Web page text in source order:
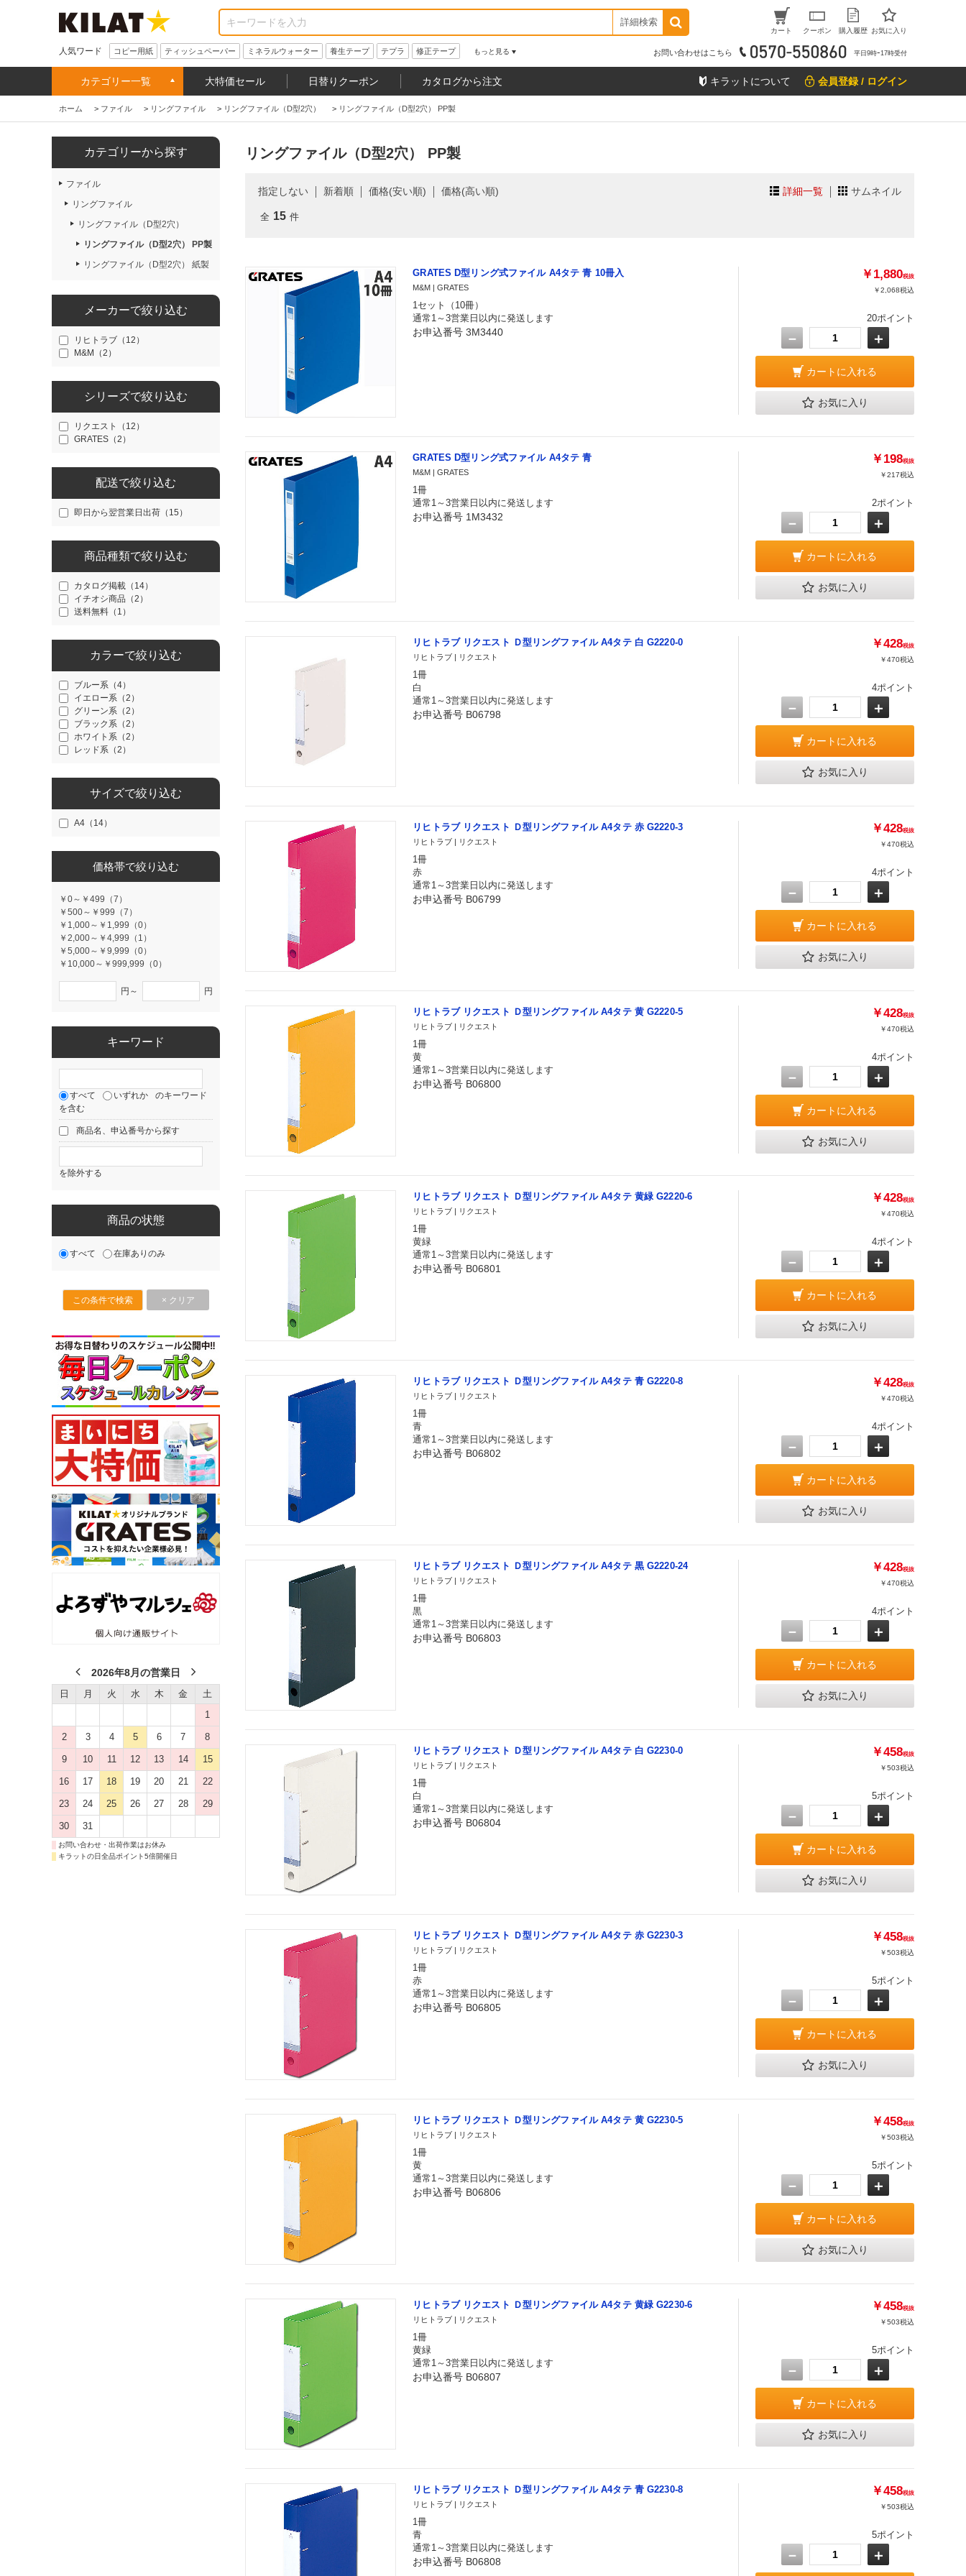
詳細検索
カート クーポン 購入履歴 お気に入り
人気ワード コピー用紙 ティッシュペーパー ミネラルウォーター 養生テープ テプラ 修正テープ もっと見る お問い合わせはこちら 平日9時ｰ17時受付
カテゴリー一覧 大特価セール 日替りクーポン カタログから注文 キラットについて 会員登録 / ログイン
ホーム > ファイル > リングファイル > リングファイル（D型2穴） > リングファイル（D型2穴） PP製
カテゴリーから探す
ファイル
リングファイル
リングファイル（D型2穴）
リングファイル（D型2穴） PP製
リングファイル（D型2穴） 紙製
メーカーで絞り込む
リヒトラブ（12）
M&M（2）
シリーズで絞り込む
リクエスト（12）
GRATES（2）
配送で絞り込む
即日から翌営業日出荷（15）
商品種類で絞り込む
カタログ掲載（14）
イチオシ商品（2）
送料無料（1）
カラーで絞り込む
ブルー系（4）
イエロー系（2）
グリーン系（2）
ブラック系（2）
ホワイト系（2）
レッド系（2）
サイズで絞り込む
A4（14）
価格帯で絞り込む
￥0～￥499（7）
￥500～￥999（7）
￥1,000～￥1,999（0）
￥2,000～￥4,999（1）
￥5,000～￥9,999（0）
￥10,000～￥999,999（0）
円～ 円
キーワード
すべて いずれか
のキーワード
を含む
商品名、申込番号から探す
を除外する
商品の状態
すべて 在庫ありのみ
2026年8月の営業日
日 月 火 水 木 金
土
1
2 3 4 5 6 7 8
9 10 11 12 13 14 15
16 17 18 19 20 21 22
23 24 25 26 27 28 29
30 31
お問い合わせ・出荷作業はお休み
キラットの日全品ポイント5倍開催日
リングファイル（D型2穴） PP製
詳細一覧 サムネイル
指定しない 新着順 価格(安い順) 価格(高い順)
全 15 件
GRATES D型リング式ファイル A4タテ 青 10冊入
M&M | GRATES
1セット（10冊）
通常1～3営業日以内に発送します
お申込番号 3M3440
￥1,880税抜
￥2,068税込
20ポイント
－ ＋
カートに入れる
お気に入り
GRATES D型リング式ファイル A4タテ 青
M&M | GRATES
1冊
通常1～3営業日以内に発送します
お申込番号 1M3432
￥198税抜
￥217税込
2ポイント
－ ＋
カートに入れる
お気に入り
リヒトラブ リクエスト Ｄ型リングファイル A4タテ 白 G2220-0
リヒトラブ | リクエスト
1冊
白
通常1～3営業日以内に発送します
お申込番号 B06798
￥428税抜
￥470税込
4ポイント
－ ＋
カートに入れる
お気に入り
リヒトラブ リクエスト Ｄ型リングファイル A4タテ 赤 G2220-3
リヒトラブ | リクエスト
1冊
赤
通常1～3営業日以内に発送します
お申込番号 B06799
￥428税抜
￥470税込
4ポイント
－ ＋
カートに入れる
お気に入り
リヒトラブ リクエスト Ｄ型リングファイル A4タテ 黄 G2220-5
リヒトラブ | リクエスト
1冊
黄
通常1～3営業日以内に発送します
お申込番号 B06800
￥428税抜
￥470税込
4ポイント
－ ＋
カートに入れる
お気に入り
リヒトラブ リクエスト Ｄ型リングファイル A4タテ 黄緑 G2220-6
リヒトラブ | リクエスト
1冊
黄緑
通常1～3営業日以内に発送します
お申込番号 B06801
￥428税抜
￥470税込
4ポイント
－ ＋
カートに入れる
お気に入り
リヒトラブ リクエスト Ｄ型リングファイル A4タテ 青 G2220-8
リヒトラブ | リクエスト
1冊
青
通常1～3営業日以内に発送します
お申込番号 B06802
￥428税抜
￥470税込
4ポイント
－ ＋
カートに入れる
お気に入り
リヒトラブ リクエスト Ｄ型リングファイル A4タテ 黒 G2220-24
リヒトラブ | リクエスト
1冊
黒
通常1～3営業日以内に発送します
お申込番号 B06803
￥428税抜
￥470税込
4ポイント
－ ＋
カートに入れる
お気に入り
リヒトラブ リクエスト Ｄ型リングファイル A4タテ 白 G2230-0
リヒトラブ | リクエスト
1冊
白
通常1～3営業日以内に発送します
お申込番号 B06804
￥458税抜
￥503税込
5ポイント
－ ＋
カートに入れる
お気に入り
リヒトラブ リクエスト Ｄ型リングファイル A4タテ 赤 G2230-3
リヒトラブ | リクエスト
1冊
赤
通常1～3営業日以内に発送します
お申込番号 B06805
￥458税抜
￥503税込
5ポイント
－ ＋
カートに入れる
お気に入り
リヒトラブ リクエスト Ｄ型リングファイル A4タテ 黄 G2230-5
リヒトラブ | リクエスト
1冊
黄
通常1～3営業日以内に発送します
お申込番号 B06806
￥458税抜
￥503税込
5ポイント
－ ＋
カートに入れる
お気に入り
リヒトラブ リクエスト Ｄ型リングファイル A4タテ 黄緑 G2230-6
リヒトラブ | リクエスト
1冊
黄緑
通常1～3営業日以内に発送します
お申込番号 B06807
￥458税抜
￥503税込
5ポイント
－ ＋
カートに入れる
お気に入り
リヒトラブ リクエスト Ｄ型リングファイル A4タテ 青 G2230-8
リヒトラブ | リクエスト
1冊
青
通常1～3営業日以内に発送します
お申込番号 B06808
￥458税抜
￥503税込
5ポイント
－ ＋